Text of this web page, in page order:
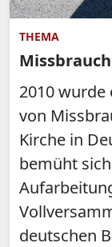
THEMA
Missbrauch
2010
von
Kirche in
bemüht
deutschen